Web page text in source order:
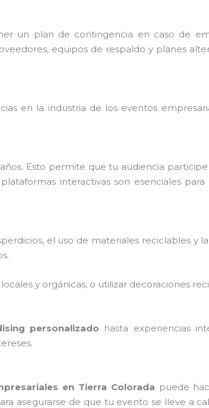
un plan de contingencia en caso de
equipos de respaldo y planes
en la industria de los eventos
Esto permite que tu audiencia
interactivas son esenciales para
el uso de materiales reciclables y
y orgánicas, o utilizar decoraciones
personalizado hasta experiencias
en Tierra Colorada puede
asegurarse de que tu evento se lleve a